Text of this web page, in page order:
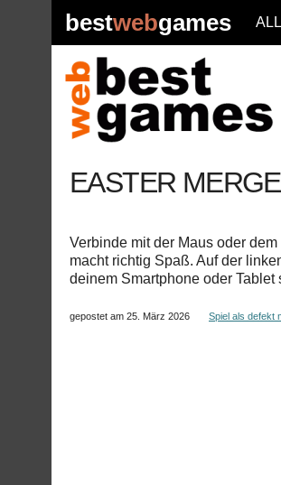
bestwebgames
EASTER MERGE
Verbinde mit der Maus oder
macht richtig Spaß. Auf der
deinem Smartphone oder Tablet
gepostet am 25. März 2026 Spiel als defekt